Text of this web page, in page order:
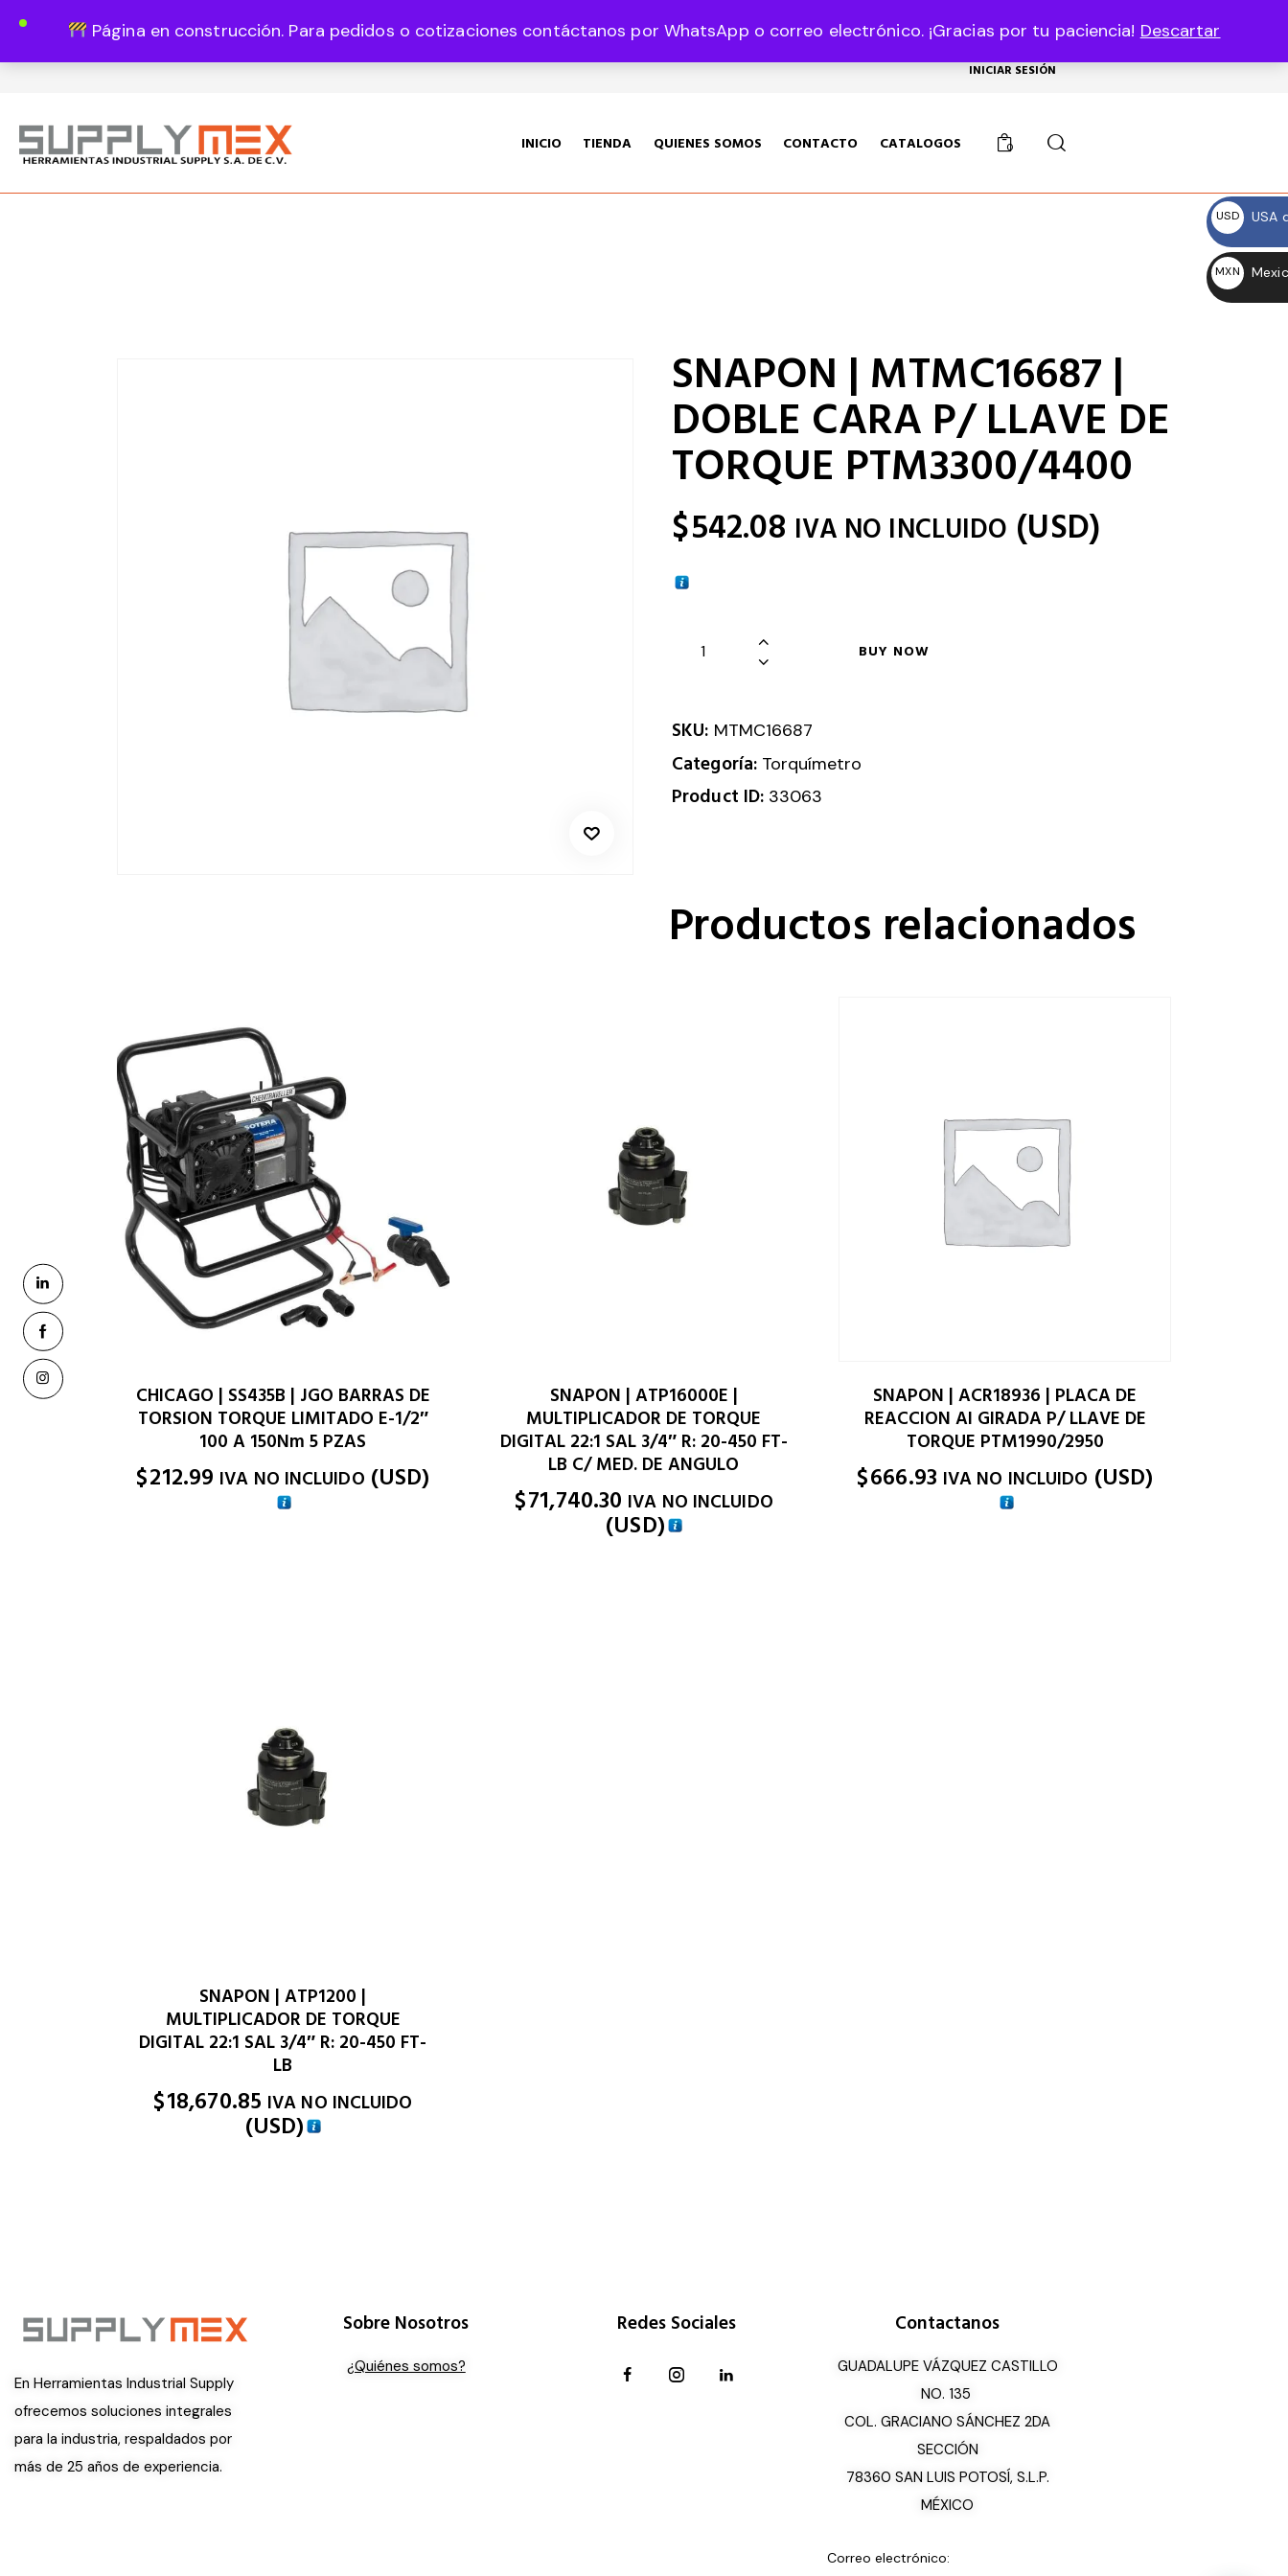
Página en construcción. Para pedidos o cotizaciones contáctanos por WhatsApp o correo electrónico. ¡Gracias por tu paciencia! Descartar
USD, $
INICIAR SESIÓN
INICIO TIENDA QUIENES SOMOS CONTACTO CATALOGOS 0
SNAPON | MTMC16687 |
DOBLE CARA P/ LLAVE DE
TORQUE PTM3300/4400
$542.08 IVA NO INCLUIDO (USD)
BUY NOW
SKU: MTMC16687
Categoría: Torquímetro
Product ID: 33063
Productos relacionados
CHICAGO | SS435B | JGO BARRAS DE
TORSION TORQUE LIMITADO E-1/2″
100 A 150Nm 5 PZAS
$212.99 IVA NO INCLUIDO (USD)
SNAPON | ATP16000E |
MULTIPLICADOR DE TORQUE
DIGITAL 22:1 SAL 3/4″ R: 20-450 FT-
LB C/ MED. DE ANGULO
$71,740.30 IVA NO INCLUIDO
(USD)
SNAPON | ACR18936 | PLACA DE
REACCION AI GIRADA P/ LLAVE DE
TORQUE PTM1990/2950
$666.93 IVA NO INCLUIDO (USD)
SNAPON | ATP1200 |
MULTIPLICADOR DE TORQUE
DIGITAL 22:1 SAL 3/4″ R: 20-450 FT-
LB
$18,670.85 IVA NO INCLUIDO
(USD)
En Herramientas Industrial Supply
ofrecemos soluciones integrales
para la industria, respaldados por
más de 25 años de experiencia.
Sobre Nosotros
¿Quiénes somos?
Redes Sociales Contactanos
GUADALUPE VÁZQUEZ CASTILLO
NO. 135
COL. GRACIANO SÁNCHEZ 2DA
SECCIÓN
78360 SAN LUIS POTOSÍ, S.L.P.
MÉXICO
Correo electrónico:
USD
USA
MXN